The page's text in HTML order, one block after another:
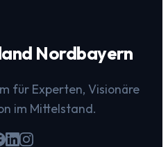
Nordbayern
für Experten, Visionäre
im Mittelstand.